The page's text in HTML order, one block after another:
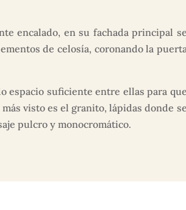
encalado, en su fachada principal se
de celosía, coronando la puerta
espacio suficiente entre ellas para que
visto es el granito, lápidas donde se
pulcro y monocromático.